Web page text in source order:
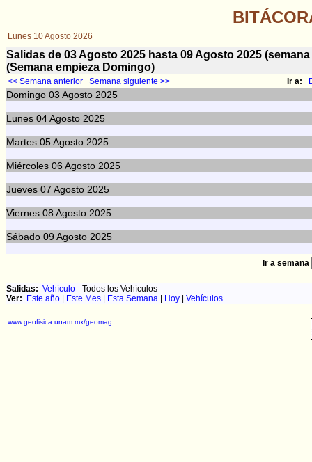
Lunes 10 Agosto 2026
Salidas de 03 Agosto 2025 hasta 09 Agosto 2025
(Semana empieza Domingo)
<< Semana anterior Semana siguiente >> Ir a:
Domingo 03 Agosto 2025
Lunes 04Agosto 2025
Martes 05Agosto 2025
Miércoles 06 Agosto 2025
Jueves 07 Agosto 2025
Viernes 08 Agosto 2025
Sábado 09 Agosto 2025
Ir a semana
Salidas: Vehículo - Todos los Vehículos
Ver:
Este año Este Mes Esta Semana Hoy Vehículos
www.geofisica.unam.mx/geomag